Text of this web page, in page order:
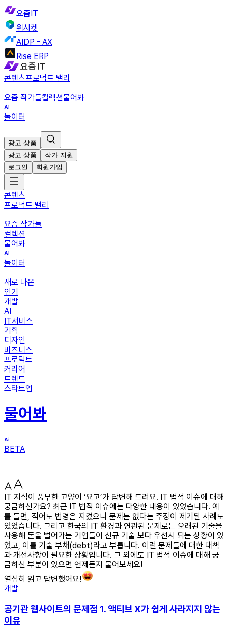
요즘IT
위시켓
AIDP - AX
Rise ERP
콘텐츠프로덕트 밸리
요즘 작가들컬렉션물어봐
놀이터
광고 상품
광고 상품
작가 지원
로그인
회원가입
콘텐츠
프로덕트 밸리
요즘 작가들
컬렉션
물어봐
놀이터
새로 나온
인기
개발
AI
IT서비스
기획
디자인
비즈니스
프로덕트
커리어
트렌드
스타트업
물어봐
BETA
IT 지식이 풍부한 고양이 ‘요고’가 답변해 드려요. IT 법적 이슈에 대해
궁금하신가요? 최근 IT 법적 이슈에는 다양한 내용이 있었습니다. 예
를 들면, 적어도 법령은 지켰으니 문제는 없다는 주장이 제기된 사례도
있었습니다. 그리고 한국의 IT 환경과 연관된 문제로는 오래된 기술을
사용해 돈을 벌어가는 기업들이 신규 기술 보다 우선시 되는 상황이 있
었고, 이를 기술 부채(debt)라고 부릅니다. 이런 문제들에 대한 대책
과 개선사항이 필요한 상황입니다. 그 외에도 IT 법적 이슈에 대해 궁
금하신 부분이 있으면 언제든지 물어보세요!
열심히 읽고 답변했어요!
개발
공기관 웹사이트의 문제점 1. 액티브 X가 쉽게 사라지지 않는
이유